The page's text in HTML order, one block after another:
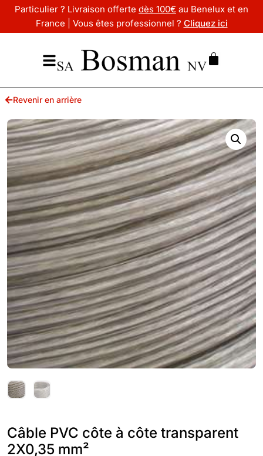
Particulier ? Livraison offerte dès 100€ au Benelux et en
France | Vous êtes professionnel ? Cliquez ici
Revenir en arrière
Câble PVC côte à côte transparent
2X0,35 mm²